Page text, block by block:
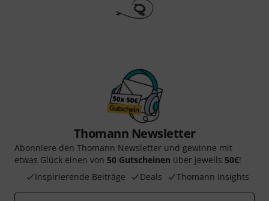
Thomann Newsletter
Abonniere den Thomann Newsletter und gewinne mit
etwas Glück einen von 50 Gutscheinen über jeweils 50€!
Inspirierende Beiträge
Deals Thomann Insights